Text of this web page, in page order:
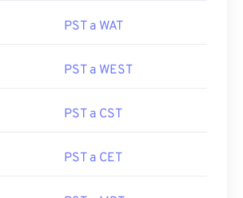
PST a WAT
PST a WEST
PST a CST
PST a CET